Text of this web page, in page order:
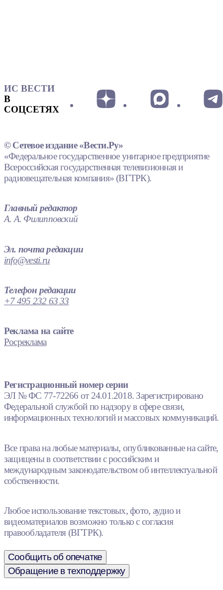
ИС ВЕСТИ
В
СОЦСЕТЯХ
© Сетевое издание «Вести.Ру»
«Федеральное государственное унитарное предприятие
Всероссийская государственная телевизионная и
радиовещательная компания» (ВГТРК).
Главный редактор
А. А. Филипповский
Эл. почта редакции
info@vesti.ru
Телефон редакции
+7 495 232 63 33
Реклама на сайте
Росреклама
Регистрационный номер серии
ЭЛ № ФС 77-72266 от 24.01.2018. Зарегистрировано
Федеральной службой по надзору в сфере связи,
информационных технологий и массовых коммуникаций.
Все права на любые материалы, опубликованные на сайте,
защищены в соответствии с российским и
международным законодательством об интеллектуальной
собственности.
Любое использование текстовых, фото, аудио и
видеоматериалов возможно только с согласия
правообладателя (ВГТРК).
Сообщить об опечатке
Обращение в техподдержку